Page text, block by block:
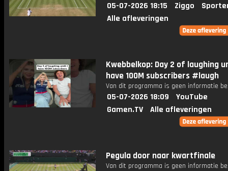
05-07-2026 18:15 Ziggo
Alle afleveringen
Kwebbelkop: Day 2 of laughing
have 100M subscribers #laugh
Van dit programma is geen informatie
05-07-2026 18:09
YouTube
Gamen.TV
Alle afleveringen
Pegula door naar kwartfinale
Van dit programma is geen informatie